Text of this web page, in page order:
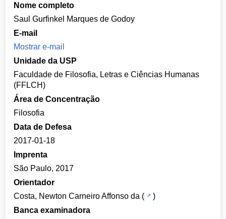
Nome completo
Saul Gurfinkel Marques de Godoy
E-mail
Mostrar e-mail
Unidade da USP
Faculdade de Filosofia, Letras e Ciências Humanas
(FFLCH)
Área de Concentração
Filosofia
Data de Defesa
2017-01-18
Imprenta
São Paulo, 2017
Orientador
Costa, Newton Carneiro Affonso da (
)
Banca examinadora